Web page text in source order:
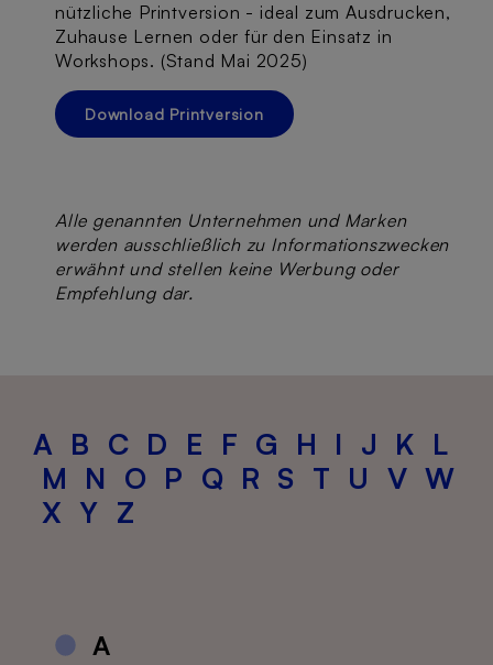
nützliche Printversion - ideal zum Ausdrucken,
Zuhause Lernen oder für den Einsatz in
Workshops. (Stand Mai 2025)
Download Printversion
Alle genannten Unternehmen und Marken
werden ausschließlich zu Informationszwecken
erwähnt und stellen keine Werbung oder
Empfehlung dar.
A B C D E F G H I J K L
M
N O P Q R S T U V W
X Y Z
A